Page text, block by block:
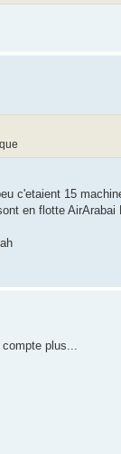
c'etaient 15
en flotte AirArabai
plus...